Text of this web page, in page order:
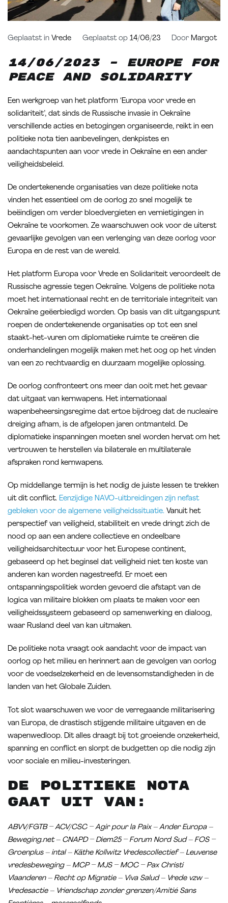
Geplaatst in Vrede Geplaatst op 14/06/23 DoorMargot
14/06/2023– Europe for
Peace and Solidarity
Een werkgroep van het platform ‘Europa voor vrede en
solidariteit’, dat sinds de Russische invasie in Oekraïne
verschillende acties en betogingen organiseerde, reikt in een
politieke nota tien aanbevelingen, denkpistes en
aandachtspunten aan voor vrede in Oekraïne en een ander
veiligheidsbeleid.
De ondertekenende organisaties van deze politieke nota
vinden het essentieel om de oorlog zo snel mogelijk te
beëindigen om verder bloedvergieten en vernietigingen in
Oekraïne te voorkomen. Ze waarschuwen ook voor de uiterst
gevaarlijke gevolgen van een verlenging van deze oorlog voor
Europa en de rest van de wereld.
Het platform Europa voor Vrede en Solidariteit veroordeelt de
Russische agressie tegen Oekraïne. Volgens de politieke nota
moet het internationaal recht en de territoriale integriteit van
Oekraïne geëerbiedigd worden. Op basis van dit uitgangspunt
roepen de ondertekenende organisaties op tot een snel
staakt-het-vuren om diplomatieke ruimte te creëren die
onderhandelingen mogelijk maken met het oog op het vinden
van een zo rechtvaardig en duurzaam mogelijke oplossing.
De oorlog confronteert ons meer dan ooit met het gevaar
dat uitgaat van kernwapens. Het internationaal
wapenbeheersingsregime dat ertoe bijdroeg dat de nucleaire
dreiging afnam, is de afgelopen jaren ontmanteld. De
diplomatieke inspanningen moeten snel worden hervat om het
vertrouwen te herstellen via bilaterale en multilaterale
afspraken rond kernwapens.
Op middellange termijn is het nodig de juiste lessen te trekken
uit dit conflict. Eenzijdige NAVO-uitbreidingen zijn nefast
gebleken voor de algemene veiligheidssituatie. Vanuit het
perspectief van veiligheid, stabiliteit en vrede dringt zich de
nood op aan een andere collectieve en ondeelbare
veiligheidsarchitectuur voor het Europese continent,
gebaseerd op het beginsel dat veiligheid niet ten koste van
anderen kan worden nagestreefd. Er moet een
ontspanningspolitiek worden gevoerd die afstapt van de
logica van militaire blokken om plaats te maken voor een
veiligheidssysteem gebaseerd op samenwerking en dialoog,
waar Rusland deel van kan uitmaken.
De politieke nota vraagt ook aandacht voor de impact van
oorlog op het milieu en herinnert aan de gevolgen van oorlog
voor de voedselzekerheid en de levensomstandigheden in de
landen van het Globale Zuiden.
Tot slot waarschuwen we voor de verregaande militarisering
van Europa, de drastisch stijgende militaire uitgaven en de
wapenwedloop. Dit alles draagt bij tot groeiende onzekerheid,
spanning en conflict en slorpt de budgetten op die nodig zijn
voor sociale en milieu-investeringen.
De politieke nota
gaat uit van:
ABVV/FGTB – ACV/CSC – Agir pour la Paix – Ander Europa –
Beweging.net – CNAPD – Diem25 – Forum Nord Sud – FOS –
Groenplus – intal – Käthe Kollwitz Vredescollectief – Leuvense
vredesbeweging – MCP – MJS – MOC – Pax Christi
Vlaanderen – Recht op Migratie – Viva Salud – Vrede vzw –
Vredesactie – Vriendschap zonder grenzen/Amitié Sans